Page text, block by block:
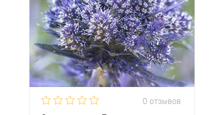
0 отзывов